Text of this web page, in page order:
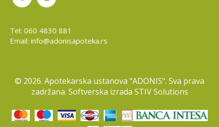
Tel: 060 4830 881
Email: info@adonisapoteka.rs
© 2026. Apotekarska ustanova "ADONIS". Sva prava
zadržana. Softverska izrada STIV Solutions